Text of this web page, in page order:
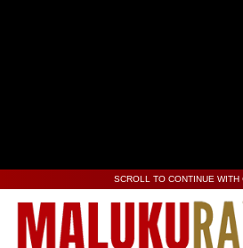
SCROLL TO CONTINUE WITH